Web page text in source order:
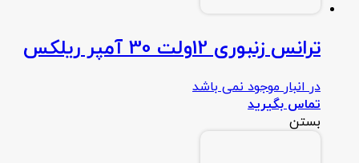
ترانس زنبوری 12ولت 30 آمپر ریلکس
در انبار موجود نمی باشد
تماس بگیرید
بستن